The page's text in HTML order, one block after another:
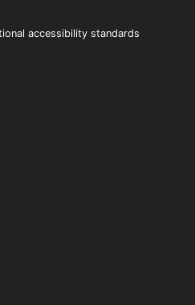
accessibility standards